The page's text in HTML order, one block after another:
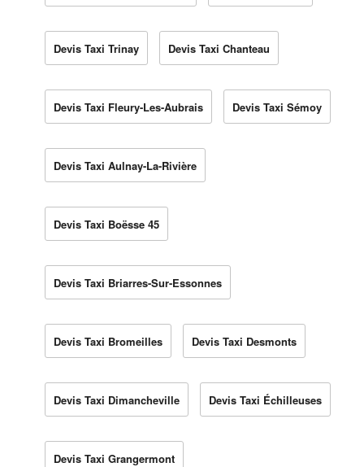
Devis Taxi Trinay Devis Taxi Chanteau
Devis Taxi Fleury-Les-Aubrais Devis Taxi Sémoy
Devis Taxi Aulnay-La-Rivière
Devis Taxi Boësse 45
Devis Taxi Briarres-Sur-Essonnes
Devis Taxi Bromeilles Devis Taxi Desmonts
Devis Taxi Dimancheville Devis Taxi Échilleuses
Devis Taxi Grangermont